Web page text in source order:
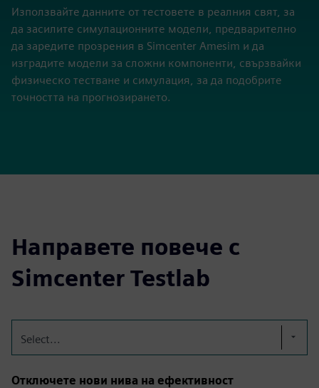
Използвайте данните от тестовете в реалния свят, за
да засилите симулационните модели, предварително
да заредите прозрения в Simcenter Amesim и да
изградите модели за сложни компоненти, свързвайки
физическо тестване и симулация, за да подобрите
точността на прогнозирането.
Направете повече с
Simcenter Testlab
Select...
Отключете нови нива на ефективност